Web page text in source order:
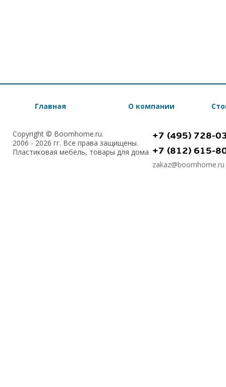
Главная О компании
Copyright © Boomhome.ru.
2006 - 2026 гг. Все права защищены.
Пластиковая мебель, товары для дома
+7 (495) 728-
+7 (812) 615-
zakaz@boomhome.ru